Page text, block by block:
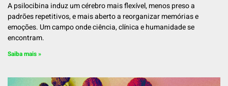
A psilocibina induz um cérebro mais flexível, menos preso a
padrões repetitivos, e mais aberto a reorganizar memórias e
emoções. Um campo onde ciência, clínica e humanidade se
encontram.
Saiba mais »